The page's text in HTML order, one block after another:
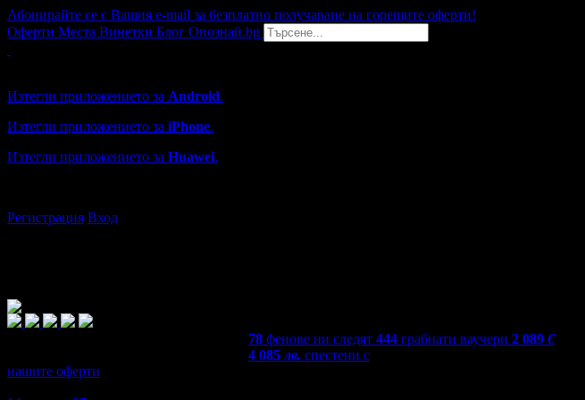
Абонирайте се с Вашия e-mail за безплатно получаване на горещите оферти!
Оферти Места Винетки Блог Опознай.bg
Изтегли приложението за Android.
Изтегли приложението за iPhone.
Изтегли приложението за Huawei.
Регистрация Вход
78 фенове ни следят 444 грабнати ваучери 2 089 €
4 085лв. спестени с
нашите оферти